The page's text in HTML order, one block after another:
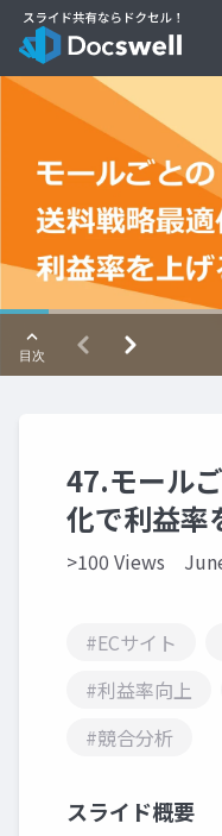
47.モール
化で利益率
>100 Views
#ECサイト
#利益率向上
#競合分析
スライド概要